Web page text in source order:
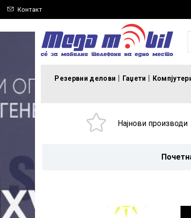
Контакт
Резервни делови Гаџети
Најнови производи